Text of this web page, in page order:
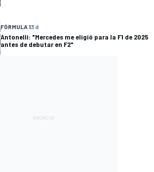
FÓRMULA 13 d
Antonelli: "Mercedes me eligió para la F1 de 2025
antes de debutar en F2"